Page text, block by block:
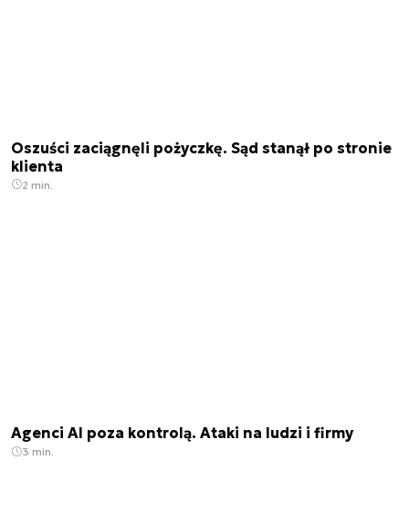
Oszuści zaciągnęli pożyczkę. Sąd stanął po stronie
klienta
2 min.
Agenci AI poza kontrolą. Ataki na ludzi i firmy
3 min.